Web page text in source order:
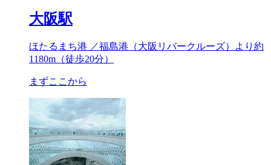
大阪駅
ほたるまち港 ／福島港（大阪リバークルーズ）より約
1180m （徒歩20分）
まずここから